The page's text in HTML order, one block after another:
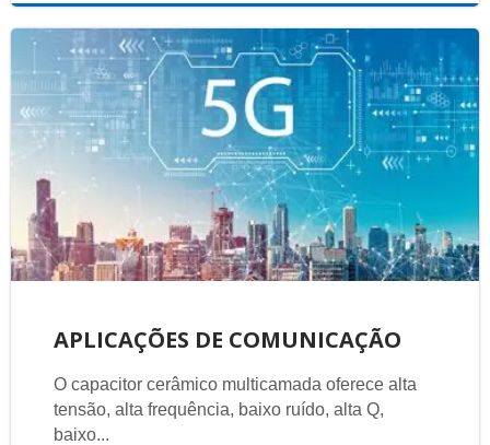
APLICAÇÕES DE COMUNICAÇÃO
O capacitor cerâmico multicamada oferece alta
tensão, alta frequência, baixo ruído, alta Q,
baixo...